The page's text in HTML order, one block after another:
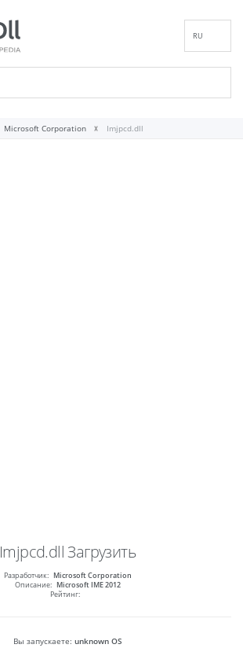
RU
Microsoft Corporation Imjpcd.dll
Imjpcd.dllЗагрузить
Разработчик: Microsoft Corporation
Описание: Microsoft IME 2012
Рейтинг:
Вы запускаете: unknown OS